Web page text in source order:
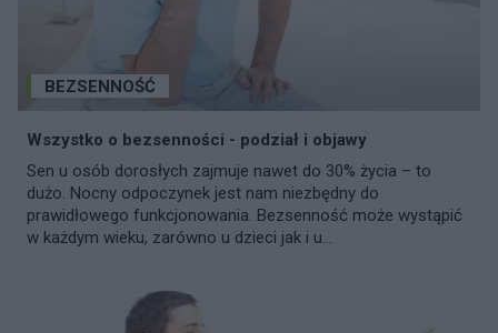
BEZSENNOŚĆ
Wszystko o bezsenności - podział i objawy
Sen u osób dorosłych zajmuje nawet do 30% życia – to
dużo. Nocny odpoczynek jest nam niezbędny do
prawidłowego funkcjonowania. Bezsenność może wystąpić
w każdym wieku, zarówno u dzieci jak i u...